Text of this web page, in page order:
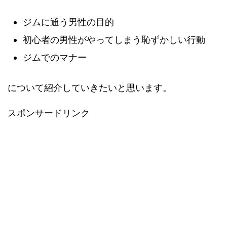
ジムに通う男性の目的
初心者の男性がやってしまう恥ずかしい行動
ジムでのマナー
について紹介していきたいと思います。
スポンサードリンク